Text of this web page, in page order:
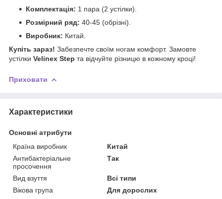
Комплектація: 1 пара (2 устілки).
Розмірний ряд: 40-45 (обрізні).
Виробник: Китай.
Купіть зараз! Забезпечте своїм ногам комфорт. Замовте
устілки Velinex Step та відчуйте різницю в кожному кроці!
Приховати
Характеристики
Основні атрибути
Країна виробник
Китай
Антибактеріальне
просочення
Так
Вид взуття
Всі типи
Вікова група
Для дорослих